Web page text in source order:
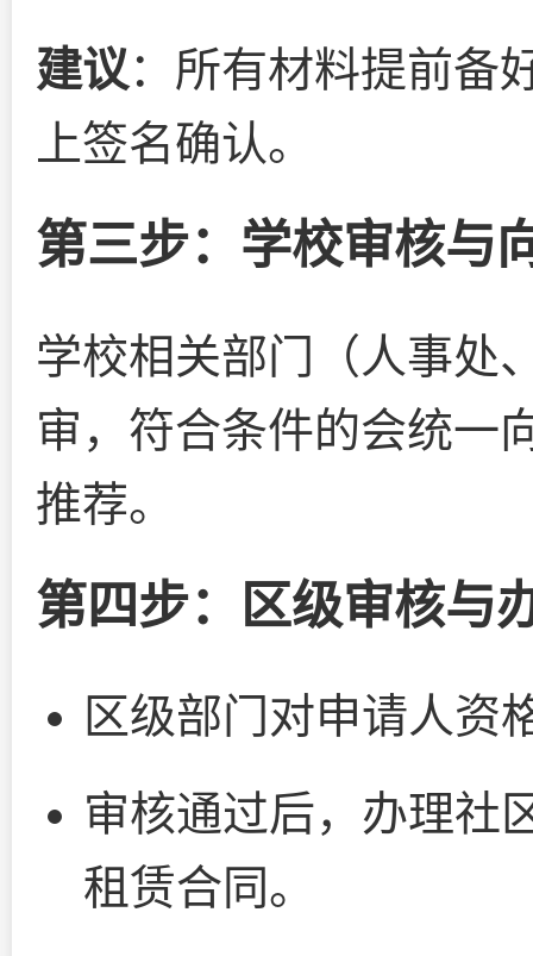
建议：所有材料提前备
上签名确认。
第三步：学校审核与
学校相关部门（人事处
审，符合条件的会统一
推荐。
第四步：区级审核与
区级部门对申请人资
审核通过后，办理社
租赁合同。